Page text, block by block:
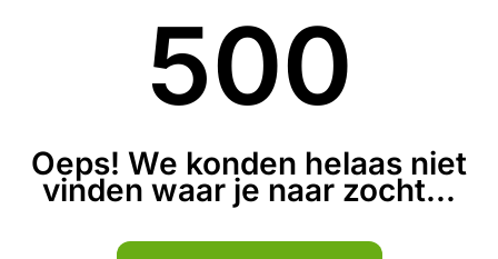
500
Oeps! We konden helaas niet
vinden waar je naar zocht...